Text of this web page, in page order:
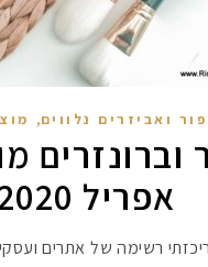
ואביזרים נלווים,
וברונזרים
אפריל 2020